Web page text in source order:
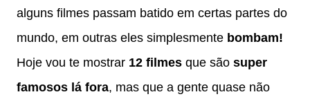
alguns filmes passam batido em certas partes do
mundo, em outras eles simplesmente bombam!
Hoje vou te mostrar 12 filmes que são super
famosos lá fora, mas que a gente quase não